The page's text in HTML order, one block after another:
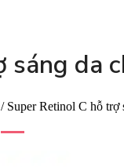
da
/ Super Retinol C hỗ trợ